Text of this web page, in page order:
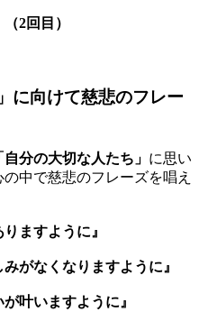
2回目）
に向けて慈悲のフレー
分の大切な人たち」 に思い
中で慈悲のフレーズを唱え
ますように』
がなくなりますように』
叶いますように』